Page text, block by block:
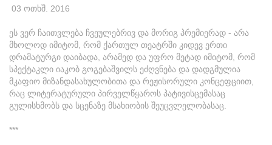
03 ოთხშ. 2016
ეს ვერ ჩაითვლება ჩვეულებრივ და მორიგ პრემიერად - არა
მხოლოდ იმიტომ, რომ ქართულ თეატრში კიდევ ერთი
დრამატურგი დაიბადა, არამედ და უფრო მეტად იმიტომ, რომ
სპექტაკლი იაკობ გოგებაშვილს ეძღვნება და დადგმულია
მკაფიო მიზანდასახულობითა და რეჟისორული კონცეფციით,
რაც ლიტერატურული პირველწყაროს პატივისცემასაც
გულისხმობს და სცენაზე მსახიობის შეუცვლელობასაც.
***